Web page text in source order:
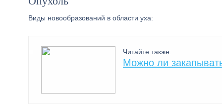
Виды новообразований в области уха:
Читайте также:
Можно ли